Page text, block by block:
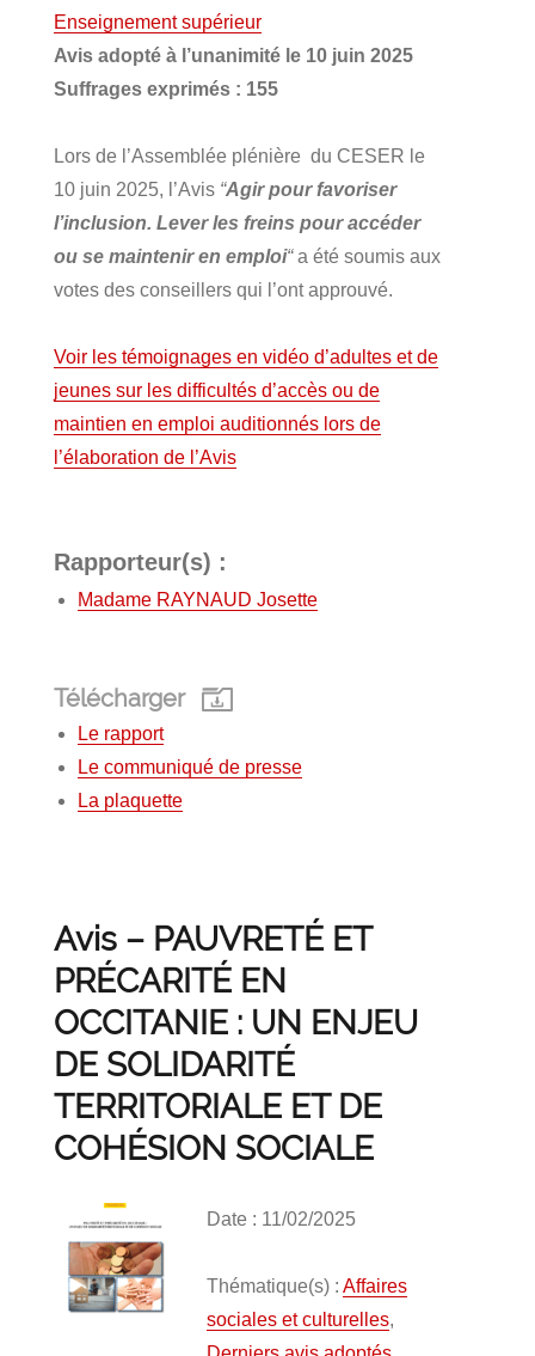
Enseignement supérieur
Avis adopté à l’unanimité le 10 juin 2025
Suffrages exprimés : 155
Lors de l’Assemblée plénière du CESER le
10 juin 2025, l’Avis “Agir pour favoriser
l’inclusion. Lever les freins pour accéder
ou se maintenir en emploi“a été soumis aux
votes des conseillers qui l’ont approuvé.
Voir les témoignages en vidéo d’adultes et de
jeunes sur les difficultés d’accès ou de
maintien en emploi auditionnés lors de
l’élaboration de l’Avis
Rapporteur(s) :
Madame RAYNAUD Josette
Télécharger
Le rapport
Le communiqué de presse
La plaquette
Avis – PAUVRETÉ ET
PRÉCARITÉ EN
OCCITANIE : UN ENJEU
DE SOLIDARITÉ
TERRITORIALE ET DE
COHÉSION SOCIALE
Date : 11/02/2025
Thématique(s) : Affaires
sociales et culturelles,